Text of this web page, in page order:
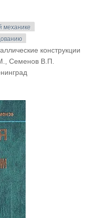
механике
конструкции
Семенов В.П.